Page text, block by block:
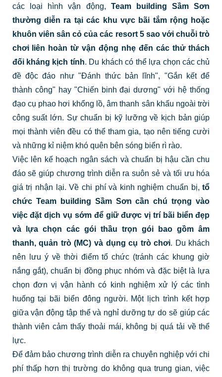
các loại hình vận động, Team building Sầm Sơn
thường diễn ra tại các khu vực bãi tắm rộng hoặc
khuôn viên sân cỏ của các resort 5 sao với chuỗi trò
chơi liên hoàn từ vận động nhẹ đến các thử thách
đối kháng kịch tính. Du khách có thể lựa chọn các chủ
đề độc đáo như "Đánh thức bản lĩnh", "Gắn kết để
thành công" hay "Chiến binh đại dương" với hệ thống
đạo cụ phao hơi khổng lồ, âm thanh sân khấu ngoài trời
công suất lớn. Sự chuẩn bị kỹ lưỡng về kịch bản giúp
mọi thành viên đều có thể tham gia, tạo nên tiếng cười
và những kỉ niệm khó quên bên sóng biển rì rào.
Việc lên kế hoạch ngân sách và chuẩn bị hậu cần chu
đáo sẽ giúp chương trình diễn ra suôn sẻ và tối ưu hóa
giá trị nhận lại. Về chi phí và kinh nghiệm chuẩn bị,tổ
chức Team building Sầm Sơn cần chú trọng vào
việc đặt dịch vụ sớm để giữ được vị trí bãi biển đẹp
và lựa chọn các gói thầu trọn gói bao gồm âm
thanh, quản trò (MC) và dụng cụ trò chơi. Du khách
nên lưu ý về thời điểm tổ chức (tránh các khung giờ
nắng gắt), chuẩn bị đồng phục nhóm và đặc biệt là lựa
chọn đơn vị vận hành có kinh nghiệm xử lý các tình
huống tại bãi biển đông người. Một lịch trình kết hợp
giữa vận động tập thể và nghỉ dưỡng tự do sẽ giúp các
thành viên cảm thấy thoải mái, không bị quá tải về thể
lực.
Để đảm bảo chương trình diễn ra chuyên nghiệp với chi
phí thấp hơn thị trường do không qua trung gian, việc